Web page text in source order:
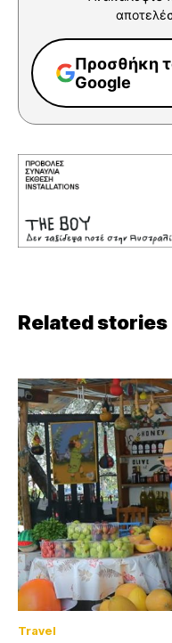
Προσθήκη
Google
Related stories
Travel